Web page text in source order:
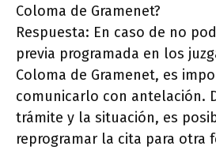
Coloma de Gramenet?
Respuesta: En caso de no
previa programada en los
Coloma de Gramenet, es
comunicarlo con antelación.
trámite y la situación, es
reprogramar la cita para otra